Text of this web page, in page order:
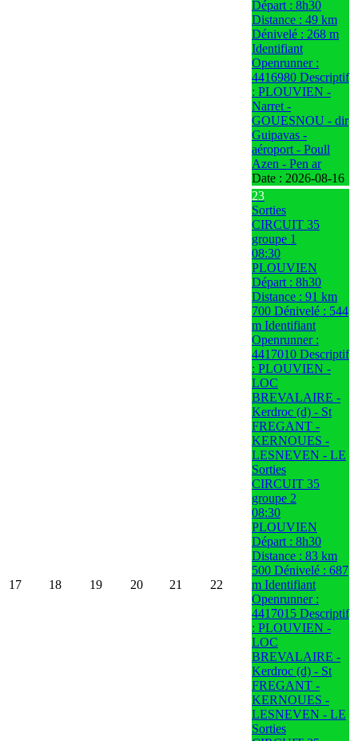
Départ : 8h30
Distance : 49 km
Dénivelé : 268 m
Identifiant
Openrunner :
4416980 Descriptif
: PLOUVIEN -
Narret -
GOUESNOU - dir
Guipavas -
aéroport - Poull
Azen - Pen ar
Date : 2026-08-16
17 18 19 20 21 22
23
Sorties
CIRCUIT 35
groupe 1
08:30
PLOUVIEN
Départ : 8h30
Distance : 91 km
700 Dénivelé : 544
m Identifiant
Openrunner :
4417010 Descriptif
: PLOUVIEN -
LOC
BREVALAIRE -
Kerdroc (d) - St
FREGANT -
KERNOUES -
LESNEVEN - LE
Sorties
CIRCUIT 35
groupe 2
08:30
PLOUVIEN
Départ : 8h30
Distance : 83 km
500 Dénivelé : 687
m Identifiant
Openrunner :
4417015 Descriptif
: PLOUVIEN -
LOC
BREVALAIRE -
Kerdroc (d) - St
FREGANT -
KERNOUES -
LESNEVEN - LE
Sorties